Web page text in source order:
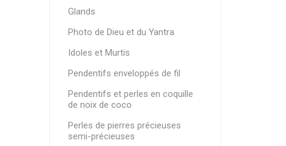
Glands
Photo de Dieu et du Yantra
Idoles et Murtis
Pendentifs enveloppés de fil
Pendentifs et perles en coquille
de noix de coco
Perles de pierres précieuses
semi-précieuses